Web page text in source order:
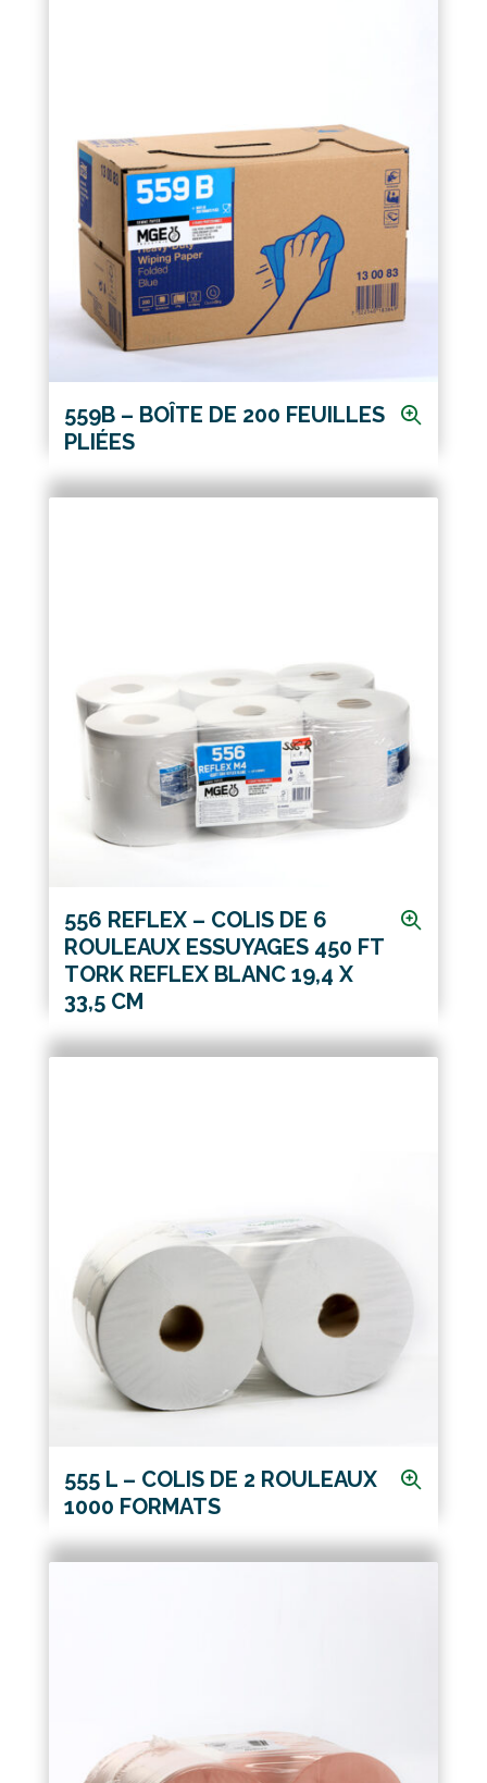
559B – BOÎTE DE 200 FEUILLES
PLIÉES
556 REFLEX – COLIS DE 6
ROULEAUX ESSUYAGES 450 FT
TORK REFLEX BLANC 19,4 X
33,5 CM
555 L – COLIS DE 2 ROULEAUX
1000 FORMATS